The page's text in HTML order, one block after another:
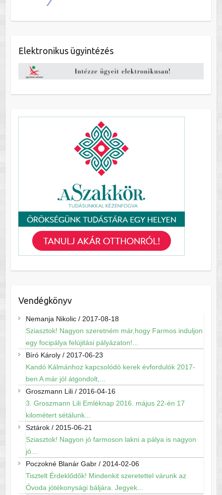
Elektronikus ügyintézés
Vendégkönyv
Nemanja Nikolic/ 2017-08-18
Sziasztok! Nagyon szeretném már,hogy Farmos induljon
egy focipálya felújitási pályázaton!...
Bíró Károly/ 2017-06-23
Kandó Kálmánhoz kapcsolódó kerek évfordulók 2017-
ben A már jól átgondolt,...
Groszmann Lili/ 2016-04-16
3. Groszmann Lili Emléknap 2016. május 22-én 17
kilométert sétálunk...
Sztárok/ 2015-06-21
Sziasztok! Nagyon jó farmoson lakni a pálya is nagyon
jó...
Poczokné Blanár Gabr/ 2014-02-06
Tisztelt Érdeklődők! Mindenkit szeretettel várunk az
Óvoda jótékonysági báljára. Jegyek...